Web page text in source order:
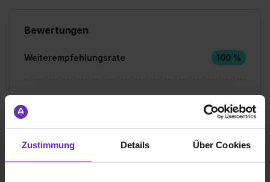
Zustimmung Details Über Cookies
Bewertungen
Weiterempfehlungsrate 100 %
Aufgaben & Lernerfolg